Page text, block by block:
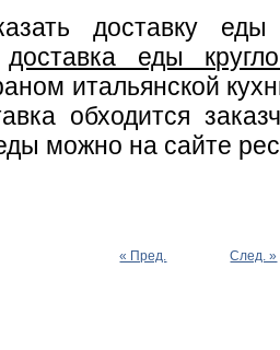
доставку еды
доставка еды
итальянской
обходится
можно на сайте
« Пред. След. »